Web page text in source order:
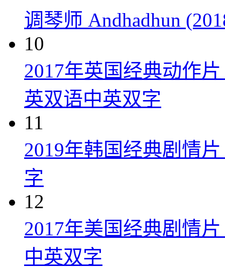
调琴师 Andhadhun
10
2017年英国经典动作
英双语中英双字
11
2019年韩国经典剧情
字
12
2017年美国经典剧情
中英双字